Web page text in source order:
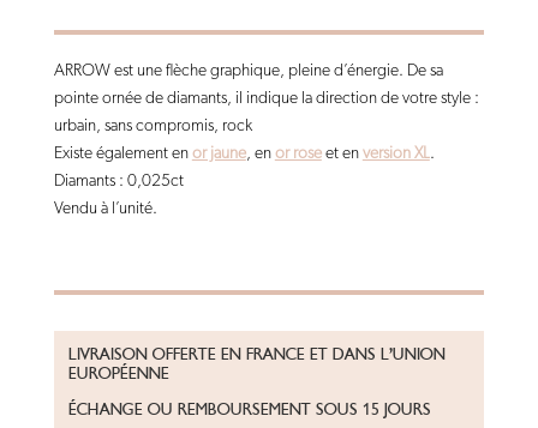
diamant
arrow
ARROW est une flèche graphique, pleine d’énergie. De sa
pointe ornée de diamants, il indique la direction de votre style :
urbain, sans compromis, rock
Existe également en or jaune, en or roseet en version XL.
Diamants : 0,025ct
Vendu à l’unité.
LIVRAISON OFFERTE EN FRANCE ET DANS L’UNION
EUROPÉENNE
ÉCHANGE OU REMBOURSEMENT SOUS 15 JOURS